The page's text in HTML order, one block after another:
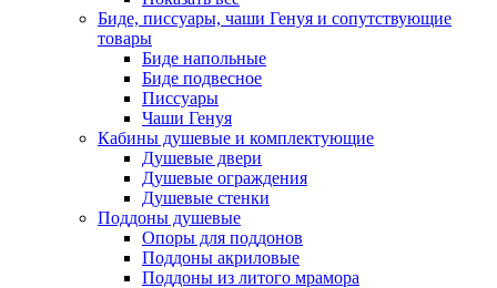
Биде, писсуары, чаши Генуя и сопутствующие
товары
Биде напольные
Биде подвесное
Писсуары
Чаши Генуя
Кабины душевые и комплектующие
Душевые двери
Душевые ограждения
Душевые стенки
Поддоны душевые
Опоры для поддонов
Поддоны акриловые
Поддоны из литого мрамора